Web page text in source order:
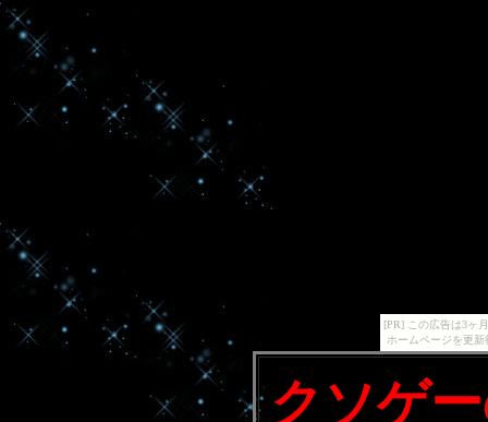
[PR] この広告は3ヶ
ホームページを更
クソゲ